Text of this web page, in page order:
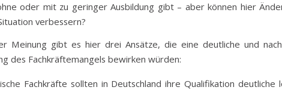
oder mit zu geringer Ausbildung gibt – aber können hier
verbessern?
Meinung gibt es hier drei Ansätze, die eine deutliche und
des Fachkräftemangels bewirken würden:
Fachkräfte sollten in Deutschland ihre Qualifikation deutliche